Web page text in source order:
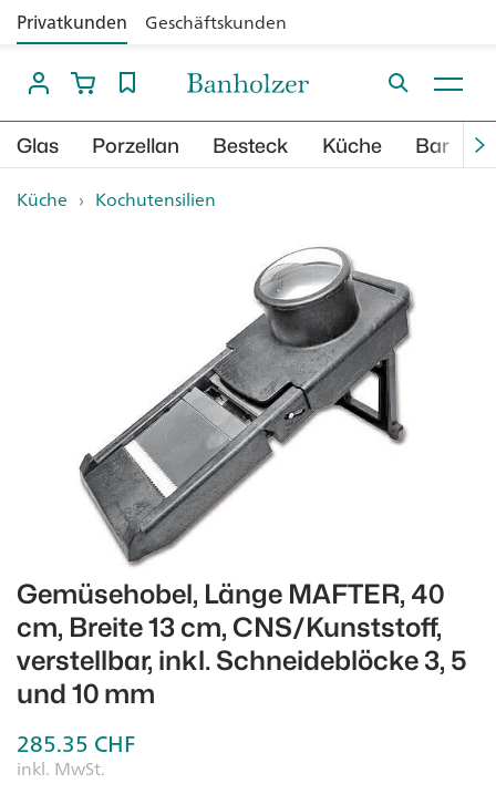
Privatkunden Geschäftskunden
Glas Porzellan Besteck Küche Bar
Küche › Kochutensilien
Gemüsehobel, Länge MAFTER, 40
cm, Breite 13 cm, CNS/Kunststoff,
verstellbar, inkl. Schneideblöcke 3, 5
und 10 mm
285.35 CHF
inkl. MwSt.